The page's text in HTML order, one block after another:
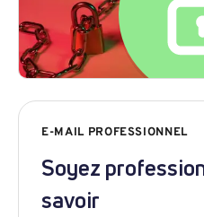
E-MAIL PROFESSIONNEL
Soyez
savoir